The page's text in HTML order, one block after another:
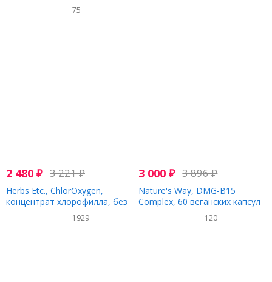
75
2 480 ₽ 3 221₽
Herbs Etc., ChlorOxygen,
концентрат хлорофилла, без
спирта, аромат мяты, 29,5 мл
1929
3 000₽ 3 896₽
Nature's Way, DMG-B15
Complex, 60 веганских капсул
120